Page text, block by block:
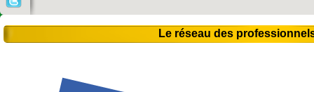
Le réseau des